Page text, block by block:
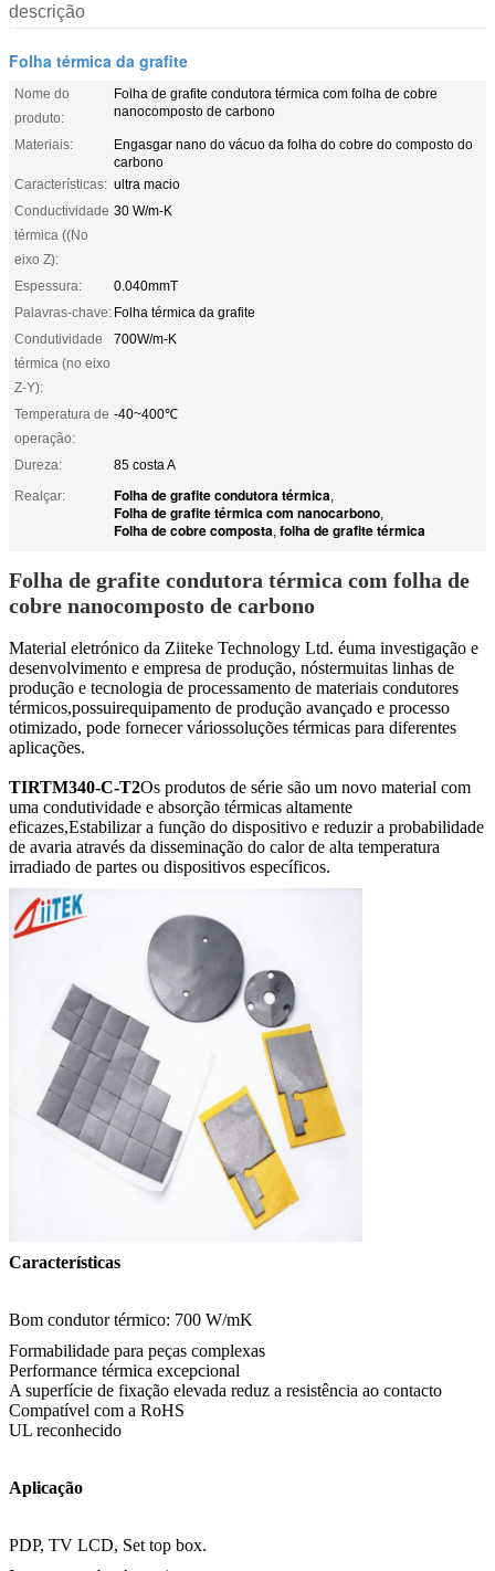
descrição
Folha térmica da grafite
Nome do
produto:
Folha de grafite condutora térmica com folha de cobre
nanocomposto de carbono
Materiais:
Engasgar nano do vácuo da folha do cobre do composto do
carbono
Características: ultra macio
Conductividade
térmica ((No
eixo Z):
30 W/m-K
Espessura:
0.040mmT
Palavras-chave: Folha térmica da grafite
Condutividade
térmica (no eixo
Z-Y):
700W/m-K
Temperatura de
operação:
-40~400℃
Dureza:
85 costa A
Realçar:
Folha de grafite condutora térmica,
Folha de grafite térmica com nanocarbono,
Folha de cobre composta, folha de grafite térmica
Folha de grafite condutora térmica com folha de
cobre nanocomposto de carbono
Material eletrónico da Ziiteke Technology Ltd. éuma investigação e
desenvolvimento e empresa de produção, nóstermuitas linhas de
produção e tecnologia de processamento de materiais condutores
térmicos,possuirequipamento de produção avançado e processo
otimizado, pode fornecer váriossoluções térmicas para diferentes
aplicações.
TIRTM340-C-T2Os produtos de série são um novo material com
uma condutividade e absorção térmicas altamente
eficazes,Estabilizar a função do dispositivo e reduzir a probabilidade
de avaria através da disseminação do calor de alta temperatura
irradiado de partes ou dispositivos específicos.
Características
Bom condutor térmico: 700 W/mK
Formabilidade para peças complexas
Performance térmica excepcional
A superfície de fixação elevada reduz a resistência ao contacto
Compatível com a RoHS
UL reconhecido
Aplicação
PDP, TV LCD, Set top box.